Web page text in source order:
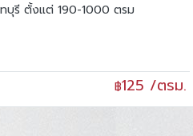
ทบุรี ตั้งแต่ 190-1000 ตรม
฿125 /ตรม.